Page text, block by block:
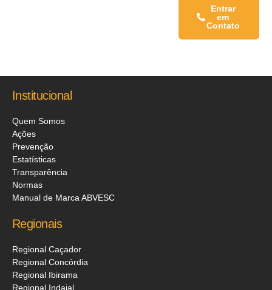
Entrar
em
Contato
Institucional
Quem Somos
Ações
Prevenção
Estatísticas
Transparência
Normas
Manual de Marca ABVESC
Regionais
Regional Caçador
Regional Concórdia
Regional Ibirama
Regional Indaial